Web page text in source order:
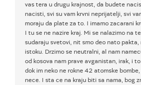
vas tera u drugu krajnost, da budete
nacisti, svi su vam krvni neprijatelji, svi
moraju da plate za to. I imamo zacarani
I tu se ne nazire kraj. Mi se nalazimo na
sudaraju svetovi, nit smo deo nato pakta,
istoku. Drzimo se neutralni, al nam
od kosova nam prave avganistan, irak, i
dok im neko ne rokne 42 atomske
nece. I sta ce na kraju biti sa nama, bog